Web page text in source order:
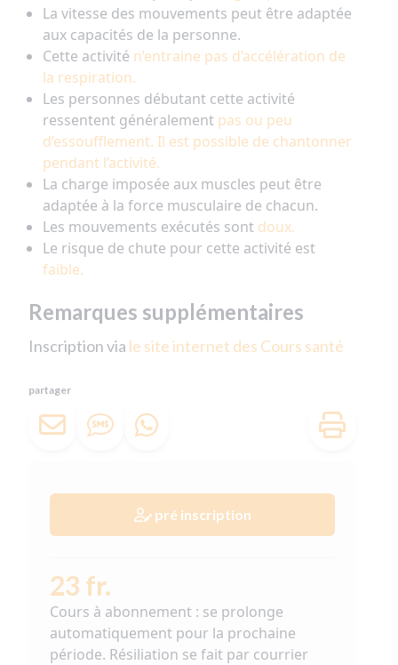
La vitesse des mouvements peut être adaptée
aux capacités de la personne.
Cette activité n’entraine pas d’accélération de
la respiration.
Les personnes débutant cette activité
ressentent généralement pas ou peu
d’essoufflement. Il est possible de chantonner
pendant l’activité.
La charge imposée aux muscles peut être
adaptée à la force musculaire de chacun.
Les mouvements exécutés sont doux.
Le risque de chute pour cette activité est
faible.
Remarques supplémentaires
Inscription via le site internet des Cours santé
partager
pré inscription
23 fr.
Cours à abonnement : se prolonge
automatiquement pour la prochaine
période. Résiliation se fait par courrier